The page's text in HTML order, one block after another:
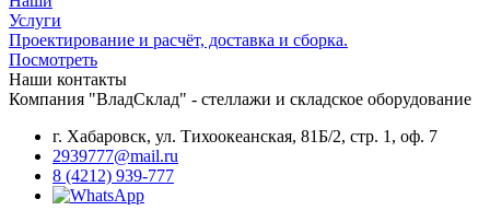
Услуги
Проектирование и расчёт, доставка и сборка.
Посмотреть
Наши контакты
Компания "ВладСклад" - стеллажи и складское оборудование
г. Хабаровск, ул. Тихоокеанская, 81Б/2, стр. 1, оф. 7
2939777@mail.ru
8 (4212) 939-777